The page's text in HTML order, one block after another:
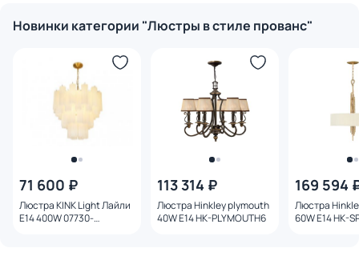
Новинки категории "Люстры в стиле прованс"
71 600 ₽
Люстра KINK Light Лайли
Е14 400W 07730-
113 314 ₽
Люстра Hinkley plymouth
40W E14 HK-PLYMOUTH6
169 594
Люстра
60W E14 HK-